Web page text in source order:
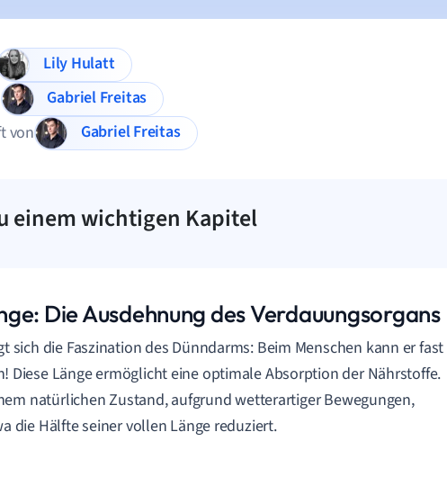
Lily Hulatt
Gabriel Freitas
von
Gabriel Freitas
einem wichtigen Kapitel
Die Ausdehnung des Verdauungsorgans
sich die Faszination des Dünndarms: Beim Menschen kann er fast
Diese Länge ermöglicht eine optimale Absorption der Nährstoffe.
natürlichen Zustand, aufgrund wetterartiger Bewegungen,
die Hälfte seiner vollen Länge reduziert.